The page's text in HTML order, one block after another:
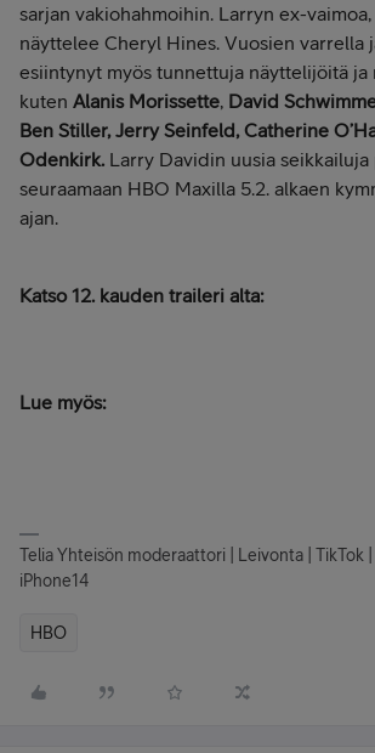
sarjan vakiohahmoihin. Larryn ex-
näyttelee Cheryl Hines. Vuosien varrella
esiintynyt myös tunnettuja näyttelijöitä ja
kuten Alanis Morissette, David
Ben Stiller, Jerry Seinfeld, Catherine
Odenkirk. Larry Davidin uusia seikkailuja
seuraamaan HBO Maxilla 5.2. alkaen
ajan.
Katso 12. kauden traileri alta:
Lue myös:
Telia Yhteisön moderaattori | Leivonta | TikTok |
iPhone14
HBO